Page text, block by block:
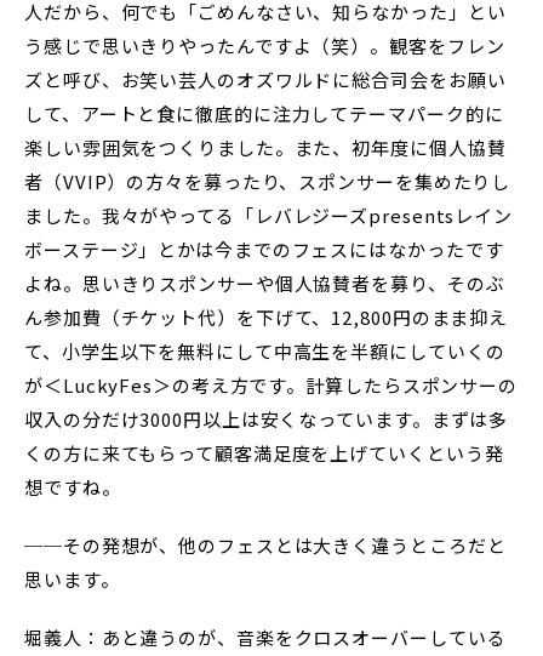
人だから、何でも「ごめんなさい、知らなかった」とい
う感じで思いきりやったんですよ（笑）。観客をフレン
ズと呼び、お笑い芸人のオズワルドに総合司会をお願い
して、アートと食に徹底的に注力してテーマパーク的に
楽しい雰囲気をつくりました。また、初年度に個人協賛
者（VVIP）の方々を募ったり、スポンサーを集めたりし
ました。我々がやってる「レバレジーズpresentsレイン
ボーステージ」とかは今までのフェスにはなかったです
よね。思いきりスポンサーや個人協賛者を募り、そのぶ
ん参加費（チケット代）を下げて、12,800円のまま抑え
て、小学生以下を無料にして中高生を半額にしていくの
が＜LuckyFes＞の考え方です。計算したらスポンサーの
収入の分だけ3000円以上は安くなっています。まずは多
くの方に来てもらって顧客満足度を上げていくという発
想ですね。
──その発想が、他のフェスとは大きく違うところだと
思います。
堀義人：あと違うのが、音楽をクロスオーバーしている